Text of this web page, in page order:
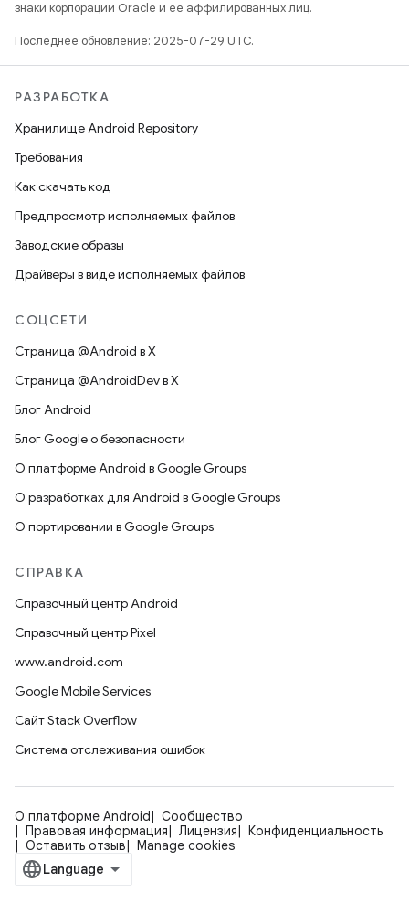
знаки корпорации Oracle и ее аффилированных лиц.
Последнее обновление: 2025-07-29 UTC.
РАЗРАБОТКА
Хранилище Android Repository
Требования
Как скачать код
Предпросмотр исполняемых файлов
Заводские образы
Драйверы в виде исполняемых файлов
СОЦСЕТИ
Страница @Android в X
Страница @AndroidDev в X
Блог Android
Блог Google о безопасности
О платформе Android в Google Groups
О разработках для Android в Google Groups
О портировании в Google Groups
СПРАВКА
Справочный центр Android
Справочный центр Pixel
www.android.com
Google Mobile Services
Сайт Stack Overflow
Система отслеживания ошибок
О платформе Android
Сообщество
Правовая информация
Лицензия
Конфиденциальность
Оставить отзыв
Manage cookies